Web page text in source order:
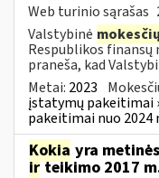
Web turinio sąrašas
Valstybinė mokesčių
Respublikos
praneša, kad
Metai: 2023
įstatymų pakeitimai
pakeitimai nuo 2024
Kokia yra
irteikimo 2017